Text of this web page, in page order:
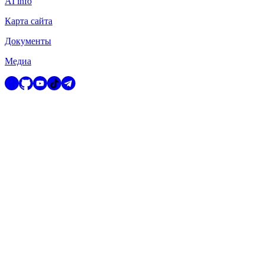
Карта сайта
Документы
Медиа